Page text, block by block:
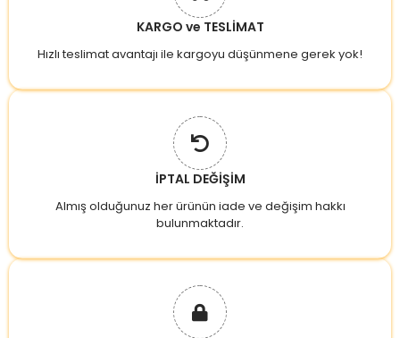
KARGO ve TESLİMAT
Hızlı teslimat avantajı ile kargoyu düşünmene gerek yok!
İPTAL DEĞİŞİM
Almış olduğunuz her ürünün iade ve değişim hakkı
bulunmaktadır.